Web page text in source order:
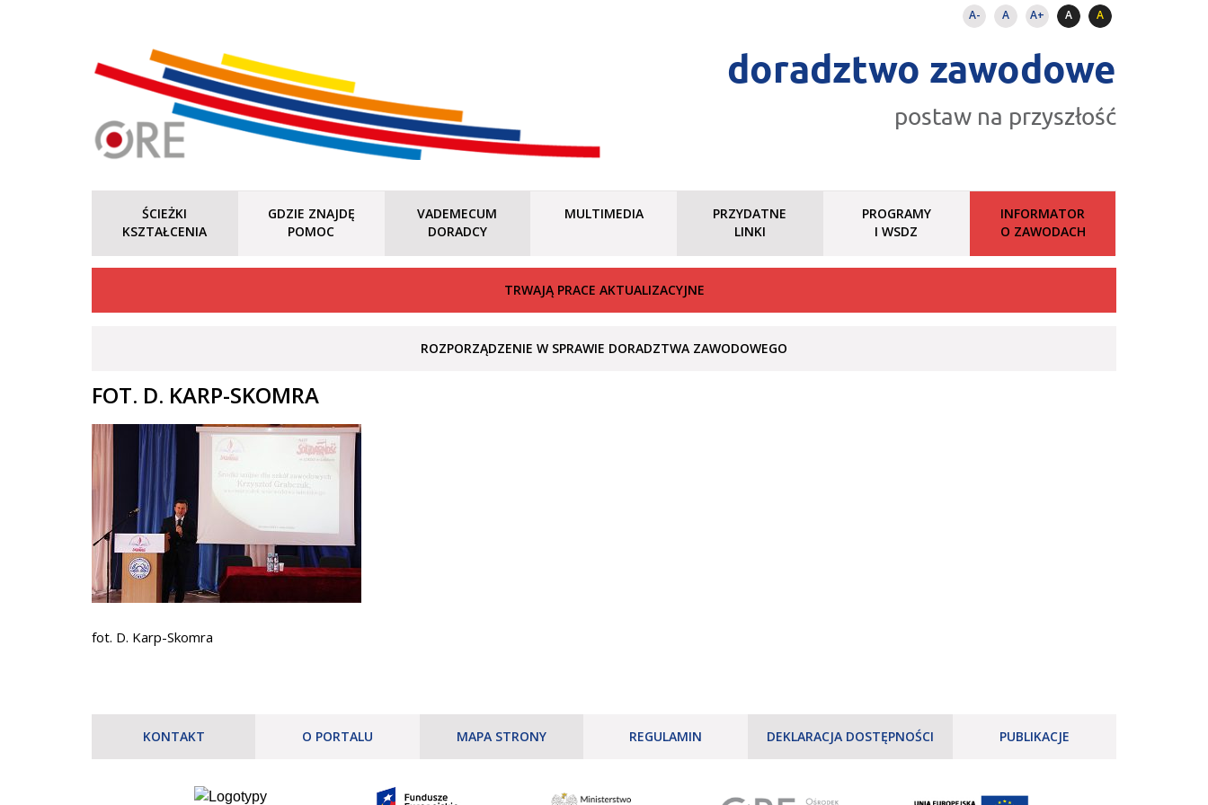
A- A A+ A A
doradztwo zawodowe
postaw na przyszłość
ŚCIEŻKI
KSZTAŁCENIA
GDZIE ZNAJDĘ
POMOC
VADEMECUM
DORADCY
MULTIMEDIA
PRZYDATNE
LINKI
PROGRAMY
I WSDZ
INFORMATOR
O ZAWODACH
TRWAJĄ PRACE AKTUALIZACYJNE
ROZPORZĄDZENIE W SPRAWIE DORADZTWA ZAWODOWEGO
FOT. D. KARP-SKOMRA
fot. D. Karp-Skomra
KONTAKT O PORTALU MAPA STRONY REGULAMIN DEKLARACJA DOSTĘPNOŚCI PUBLIKACJE